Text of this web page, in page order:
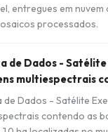
entregues em
processados.
de Dados -
multiespectrais
de Dados - Satélite
contendo as